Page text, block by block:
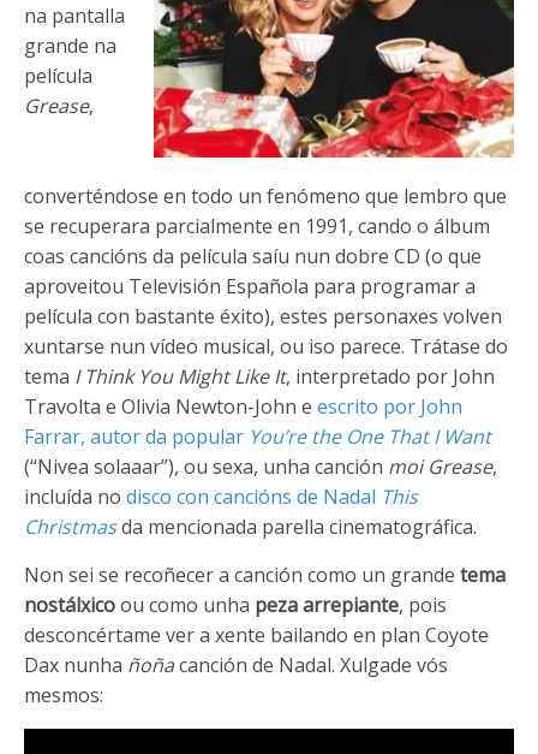
na pantalla
grande na
película
Grease,
converténdose en todo un fenómeno que lembro que
se recuperara parcialmente en 1991, cando o álbum
coas cancións da película saíu nun dobre CD (o que
aproveitou Televisión Española para programar a
película con bastante éxito), estes personaxes volven
xuntarse nun vídeo musical, ou iso parece. Trátase do
tema I Think You Might Like It, interpretado por John
Travolta e Olivia Newton-John e escrito por John
Farrar, autor da popular You’re the One That I Want
(“Nivea solaaar”), ou sexa, unha canción moi Grease,
incluída no disco con cancións de Nadal This
Christmasda mencionada parella cinematográfica.
Non sei se recoñecer a canción como un grande tema
nostálxicoou como unha peza arrepiante, pois
desconcértame ver a xente bailando en plan Coyote
Dax nunha ñoñacanción de Nadal. Xulgade vós
mesmos: